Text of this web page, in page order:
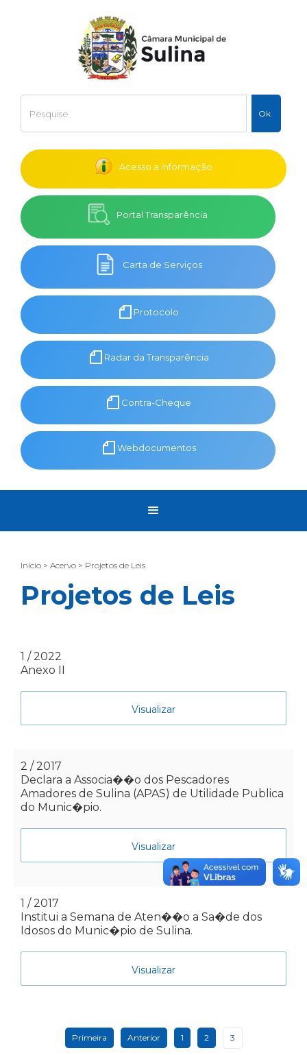
Acesso a informação
Portal Transparência
Carta de Serviços
Protocolo
Radar da Transparência
Contra-Cheque
Webdocumentos
Início > Acervo > Projetos de Leis
Projetos de Leis
1 / 2022
Anexo II
Visualizar
2 / 2017
Declara a Associa��o dos Pescadores
Amadores de Sulina (APAS) de Utilidade Publica
do Munic�pio.
Visualizar
1 / 2017
Institui a Semana de Aten��o a Sa�de dos
Idosos do Munic�pio de Sulina.
Visualizar
Primeira Anterior 1 2 3